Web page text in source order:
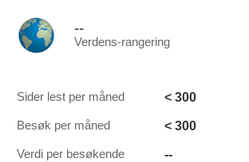
--
Verdens-rangering
Sider lest per måned < 300
Besøk per måned < 300
Verdi per besøkende --